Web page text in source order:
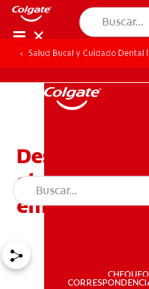
Salud Bucal y Cuidado Dental
Desayunos
el embarazo:
empezar bien